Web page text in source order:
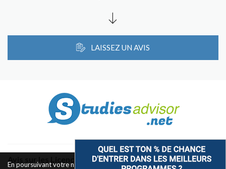
LAISSEZ UN AVIS
Avis sur les Licences & Bachelors
En poursuivant votre navigation sur ce site, vous acceptez